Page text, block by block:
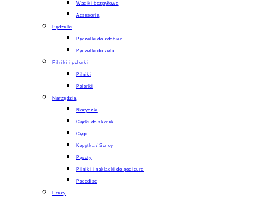
Waciki bezpyłowe
Acsesoria
Pędzelki
Pędzelki do zdobień
Pędzelki do żelu
Pilniki i polerki
Pilniki
Polerki
Narzędzia
Nożyczki
Cążki do skórek
Cęgi
Kopytka / Sondy
Pęsety
Pilniki i nakladki do pedicure
Pododisc
Frezy